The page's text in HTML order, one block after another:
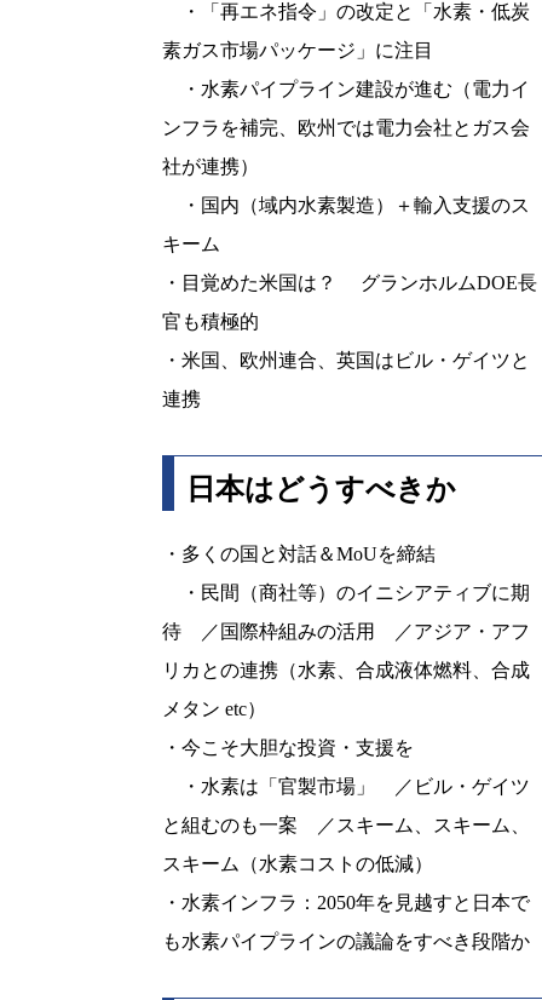
・「再エネ指令」の改定と「水素・低炭
素ガス市場パッケージ」に注目
・水素パイプライン建設が進む（電力イ
ンフラを補完、欧州では電力会社とガス会
社が連携）
・国内（域内水素製造）＋輸入支援のス
キーム
・目覚めた米国は？ グランホルムDOE長
官も積極的
・米国、欧州連合、英国はビル・ゲイツと
連携
日本はどうすべきか
・多くの国と対話＆MoUを締結
・民間（商社等）のイニシアティブに期
待 ／国際枠組みの活用 ／アジア・アフ
リカとの連携（水素、合成液体燃料、合成
メタン etc）
・今こそ大胆な投資・支援を
・水素は「官製市場」 ／ビル・ゲイツ
と組むのも一案 ／スキーム、スキーム、
スキーム（水素コストの低減）
・水素インフラ：2050年を見越すと日本で
も水素パイプラインの議論をすべき段階か